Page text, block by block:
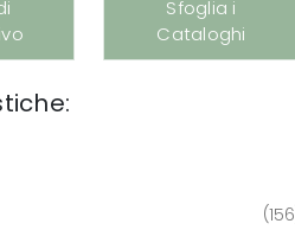
Sfoglia i
Cataloghi
156